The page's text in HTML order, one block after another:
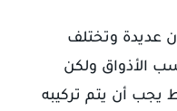
عديدة وتختلف
الأذواق ولكن
يجب أن يتم تركيبه